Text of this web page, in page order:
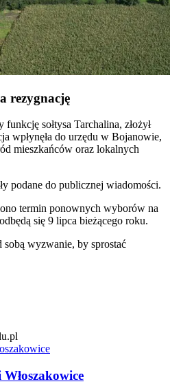
rezygnację
sołtysa Tarchalina, złożył
wpłynęła do urzędu w Bojanowie,
mieszkańców oraz lokalnych
podane do publicznej wiadomości.
termin ponownych wyborów na
się 9 lipca bieżącego roku.
sobą wyzwanie, by sprostać